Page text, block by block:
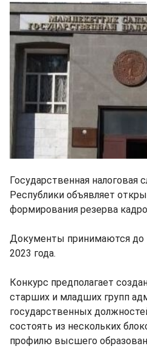
Государственная
Республики объявляет
формирования резерва
Документы принимаются до
2023 года.
Конкурс предполагает
старших и младших групп
государственных
состоять из нескольких
профилю высшего